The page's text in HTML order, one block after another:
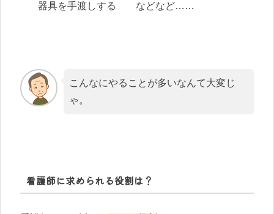
器具を手渡しする などなど……
こんなにやることが多いなんて大変じ
ゃ。
看護師に求められる役割は？